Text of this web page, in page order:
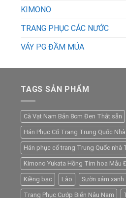
KIMONO
TRANG PHỤC CÁC NƯỚC
VÁY PG ĐẦM MÚA
TAGS SẢN PHẨM
Cà Vạt Nam Bản 8cm Đen Thắt sẵn
Hán Phục Cổ Trang Trung Quốc
Hán phục cổ trang Trung Quốc nhà
Kimono Yukata Hồng Tím hoa Mẫu
Kiềng bạc Lào Sườn xám xanh
Trang Phục Cướp Biển Nâu Nam